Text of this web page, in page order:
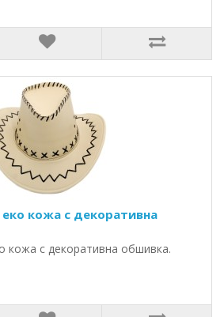
кожа с декоративна
кожа с декоративна обшивка.